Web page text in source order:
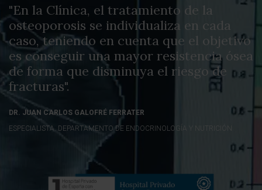
"En la Clínica, el tratamiento de la
osteoporosis se individualiza en cada
caso, teniendo en cuenta que el objetivo
es conseguir una mayor resistencia ósea
de forma que disminuya el riesgo de
fracturas".
DR. JUAN CARLOS GALOFRÉ FERRATER
ESPECIALISTA. DEPARTAMENTO DE ENDOCRINOLOGÍA Y NUTRICIÓN